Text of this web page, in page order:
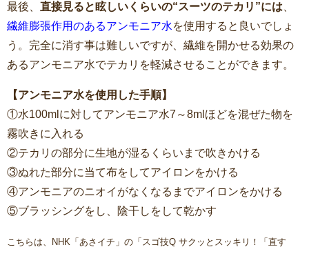
最後、 直接見ると眩しいくらいの“スーツのテカリ”には
繊維膨張作用のあるアンモニア水を使用すると良いでしょ
う。完全に消す事は難しいですが、繊維を開かせる効果の
あるアンモニア水でテカリを軽減させることができます。
【アンモニア水を使用した手順】
①水100mlに対してアンモニア水7～8mlほどを混ぜた物を
霧吹きに入れる
②テカリの部分に生地が湿るくらいまで吹きかける
③ぬれた部分に当て布をしてアイロンをかける
④アンモニアのニオイがなくなるまでアイロンをかける
⑤ブラッシングをし、陰干しをして乾かす
こちらは、NHK「あさイチ」の「スゴ技Q サクッとスッキリ！「直す